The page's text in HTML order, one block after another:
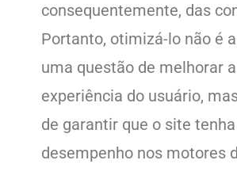
consequentemente, das
Portanto, otimizá-lo não é
uma questão de melhorar a
experiência do usuário,
de garantir que o site
desempenho nos motores